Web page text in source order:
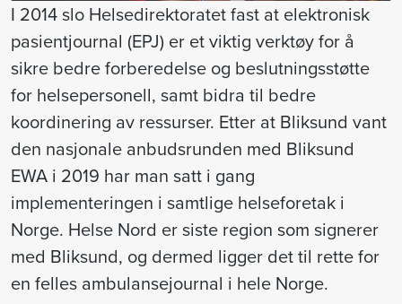
I 2014 slo Helsedirektoratet fast at elektronisk
pasientjournal (EPJ) er et viktig verktøy for å
sikre bedre forberedelse og beslutningsstøtte
for helsepersonell, samt bidra til bedre
koordinering av ressurser. Etter at Bliksund vant
den nasjonale anbudsrunden med Bliksund
EWA i 2019 har man satt i gang
implementeringen i samtlige helseforetak i
Norge. Helse Nord er siste region som signerer
med Bliksund, og dermed ligger det til rette for
en felles ambulansejournal i hele Norge.